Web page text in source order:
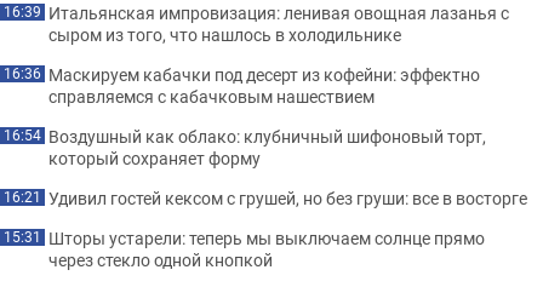
16:39 Итальянская импровизация: ленивая овощная лазанья с
сыром из того, что нашлось в холодильнике
16:36 Маскируем кабачки под десерт из кофейни: эффектно
справляемся с кабачковым нашествием
16:54 Воздушный как облако: клубничный шифоновый торт,
который сохраняет форму
16:21 Удивил гостей кексом с грушей, но без груши: все в восторге
15:31 Шторы устарели: теперь мы выключаем солнце прямо
через стекло одной кнопкой